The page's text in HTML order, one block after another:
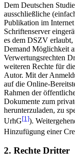
Dem Deutschen
ausschließliche
Publikation im
Schriftenserver
es dem DSZV erlaubt,
Demand Möglichkeit
Verwertungsrechten
weiteren Rechte für
Autor. Mit der
auf die Online-
Rahmen der
Dokumente zum
herunterzuladen, zu
UrhG[1]).
Hinzufügung einer
2. Rechte Dritter